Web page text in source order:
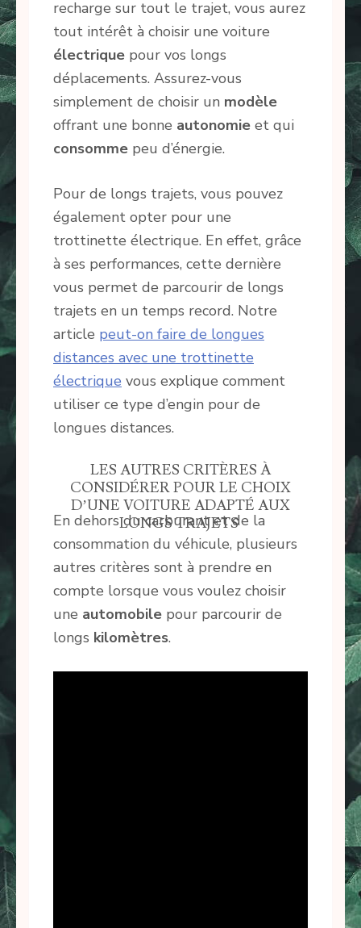
recharge sur tout le trajet, vous aurez
tout intérêt à choisir une voiture
électrique pour vos longs
déplacements. Assurez-vous
simplement de choisir un modèle
offrant une bonne autonomie et qui
consomme peu d’énergie.
Pour de longs trajets, vous pouvez
également opter pour une
trottinette électrique. En effet, grâce
à ses performances, cette dernière
vous permet de parcourir de longs
trajets en un temps record. Notre
article peut-on faire de longues
distances avec une trottinette
électrique vous explique comment
utiliser ce type d’engin pour de
longues distances.
LES AUTRES CRITÈRES À
CONSIDÉRER POUR LE CHOIX
D’UNE VOITURE ADAPTÉ AUX
LONGS TRAJETS
En dehors du carburant et de la
consommation du véhicule, plusieurs
autres critères sont à prendre en
compte lorsque vous voulez choisir
une automobile pour parcourir de
longs kilomètres.